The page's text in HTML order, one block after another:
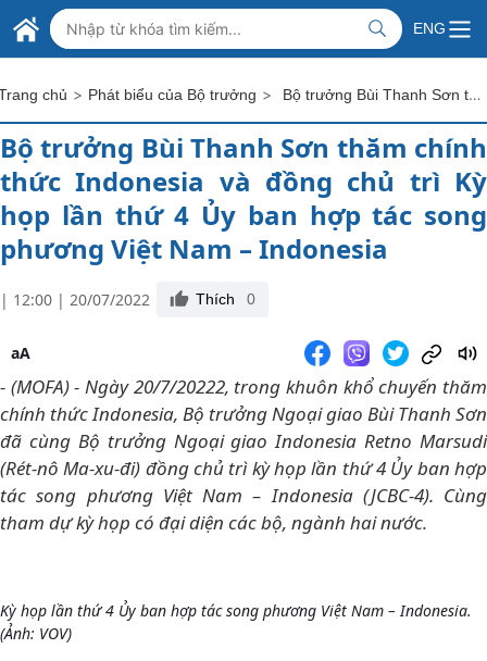
Skip to Main Content
BỘ NGOẠI GIAO VIỆT NAM
MINISTRY OF FOREIGN AFFAIRS
ENG
chủ > Phát biểu của Bộ trưởng > Bộ trưởng Bùi Thanh Sơn thăm chính thức Indonesia và đồng chủ trì Kỳ họp lần thứ 4 Ủy ban hợp tác song phương Việt Nam – Indonesia
Bộ trưởng Bùi Thanh Sơn thăm chính
thức Indonesia và đồng chủ trì Kỳ
họp lần thứ 4 Ủy ban hợp tác song
phương Việt Nam – Indonesia
| 12:00 | 20/07/2022 Thích 0
aA
- (MOFA) - Ngày 20/7/20222, trong khuôn khổ chuyến thăm
chính thức Indonesia, Bộ trưởng Ngoại giao Bùi Thanh Sơn
đã cùng Bộ trưởng Ngoại giao Indonesia Retno Marsudi
(Rét-nô Ma-xu-đi) đồng chủ trì kỳ họp lần thứ 4 Ủy ban hợp
tác song phương Việt Nam – Indonesia (JCBC-4). Cùng
tham dự kỳ họp có đại diện các bộ, ngành hai nước.
Kỳ họp lần thứ 4 Ủy ban hợp tác song phương Việt Nam – Indonesia.
(Ảnh: VOV)